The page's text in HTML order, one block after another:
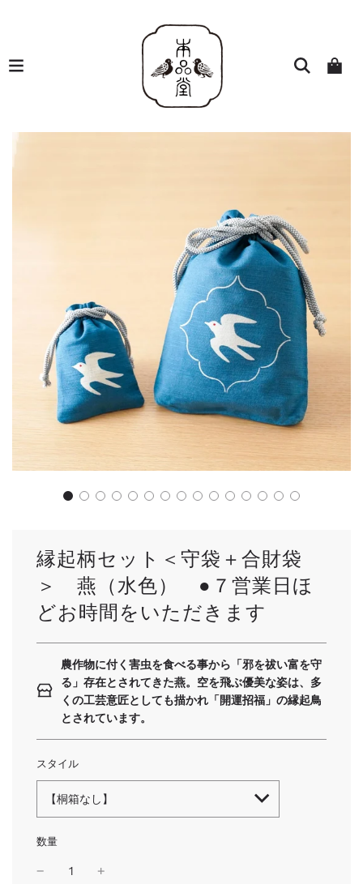
縁起柄セット＜守袋＋合財袋
＞ 燕（水色） ●７営業日ほ
どお時間をいただきます
農作物に付く害虫を食べる事から「邪を祓い富を守
る」存在とされてきた燕。空を飛ぶ優美な姿は、多
くの工芸意匠としても描かれ「開運招福」の縁起鳥
とされています。
スタイル
【桐箱なし】
数量